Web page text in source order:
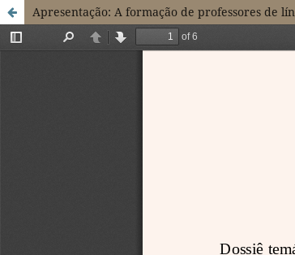
Apresentação: A formação de professores de